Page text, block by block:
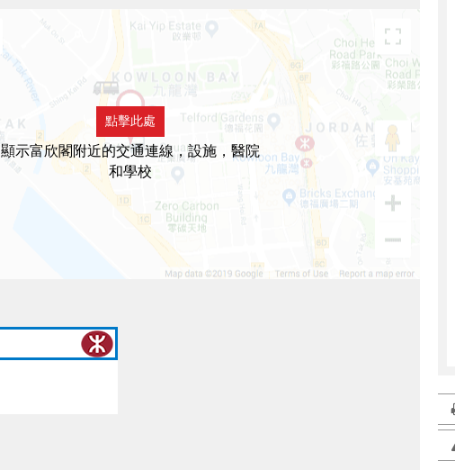
點擊此處
顯示富欣閣附近的交通連線，設施，醫院
和學校